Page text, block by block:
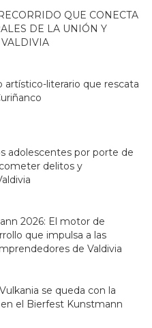
QUE CONECTA
DE LA UNIÓN Y
artístico-literario que rescata
adolescentes por porte de
delitos y
2026: El motor de
que impulsa a las
de Valdivia
se queda con la
el Bierfest Kunstmann